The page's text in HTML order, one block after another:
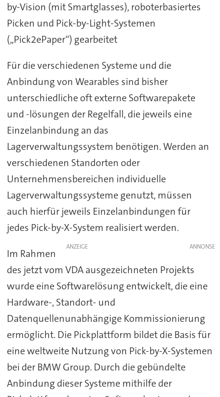
by-Vision (mit Smartglasses), roboterbasiertes
Picken und Pick-by-Light-Systemen
(„Pick2ePaper“) gearbeitet
Für die verschiedenen Systeme und die
Anbindung von Wearables sind bisher
unterschiedliche oft externe Softwarepakete
und -lösungen der Regelfall, die jeweils eine
Einzelanbindung an das
Lagerverwaltungssystem benötigen. Werden an
verschiedenen Standorten oder
Unternehmensbereichen individuelle
Lagerverwaltungssysteme genutzt, müssen
auch hierfür jeweils Einzelanbindungen für
jedes Pick-by-X-System realisiert werden.
ANZEIGE
Im Rahmen
des jetzt vom VDA ausgezeichneten Projekts
wurde eine Softwarelösung entwickelt, die eine
Hardware-, Standort- und
Datenquellenunabhängige Kommissionierung
ermöglicht. Die Pickplattform bildet die Basis für
eine weltweite Nutzung von Pick-by-X-Systemen
bei der BMW Group. Durch die gebündelte
Anbindung dieser Systeme mithilfe der